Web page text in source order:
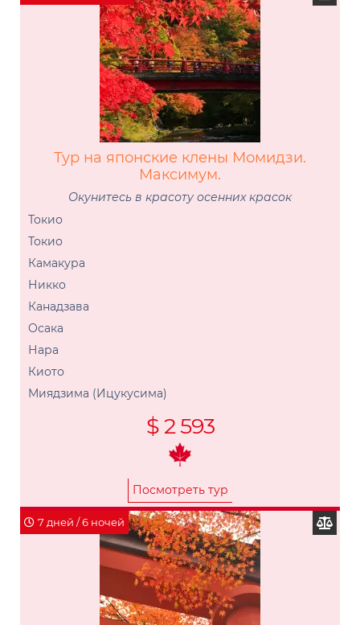
Тур на японские клены Момидзи.
Максимум.
Окунитесь в красоту осенних красок
Токио
Токио
Камакура
Никко
Канадзава
Осака
Нара
Киото
Миядзима (Ицукусима)
$ 2 593
Посмотреть тур
7 дней / 6 ночей